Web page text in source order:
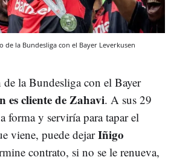
de la Bundesliga con el Bayer Leverkusen
de la Bundesliga con el Bayer
es cliente de Zahavi. A sus 29
forma y serviría para tapar el
viene, puede dejarIñigo
contrato, si no se le renueva,